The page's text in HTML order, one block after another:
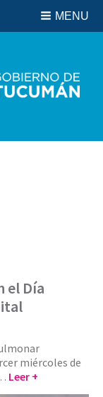
MENU
el Día
miércoles de
Leer +